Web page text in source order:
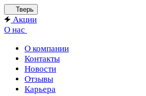
Тверь
Акции
О нас
О компании
Контакты
Новости
Отзывы
Карьера